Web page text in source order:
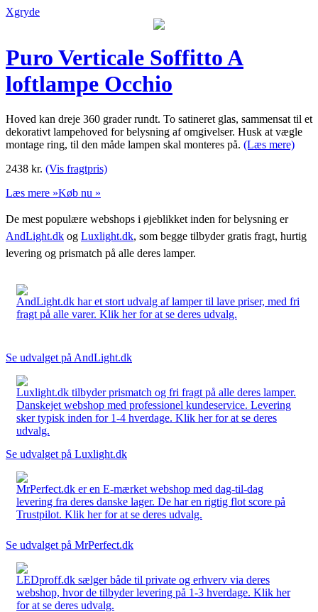
Xgryde
Puro Verticale Soffitto A
loftlampe Occhio
Hoved kan dreje 360 grader rundt. To satineret glas, sammensat til et
dekorativt lampehoved for belysning af omgivelser. Husk at vægle
montage ring, til den måde lampen skal monteres på. (Læs mere)
2438 kr. (Vis fragtpris)
Læs mere »Køb nu »
De mest populære webshops i øjeblikket inden for belysning er
AndLight.dk og Luxlight.dk, som begge tilbyder gratis fragt, hurtig
levering og prismatch på alle deres lamper.
AndLight.dk har et stort udvalg af lamper til lave priser, med fri
fragt på alle varer. Klik her for at se deres udvalg.
Se udvalget på AndLight.dk
Luxlight.dk tilbyder prismatch og fri fragt på alle deres lamper.
Danskejet webshop med professionel kundeservice. Levering
sker typisk inden for 1-4 hverdage. Klik her for at se deres
udvalg.
Se udvalget på Luxlight.dk
MrPerfect.dk er en E-mærket webshop med dag-til-dag
levering fra deres danske lager. De har en rigtig flot score på
Trustpilot. Klik her for at se deres udvalg.
Se udvalget på MrPerfect.dk
LEDproff.dk sælger både til private og erhverv via deres
webshop, hvor de tilbyder levering på 1-3 hverdage. Klik her
for at se deres udvalg.